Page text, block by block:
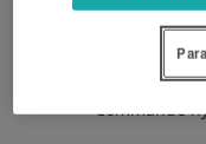
Principe de
Panneau de
Commande